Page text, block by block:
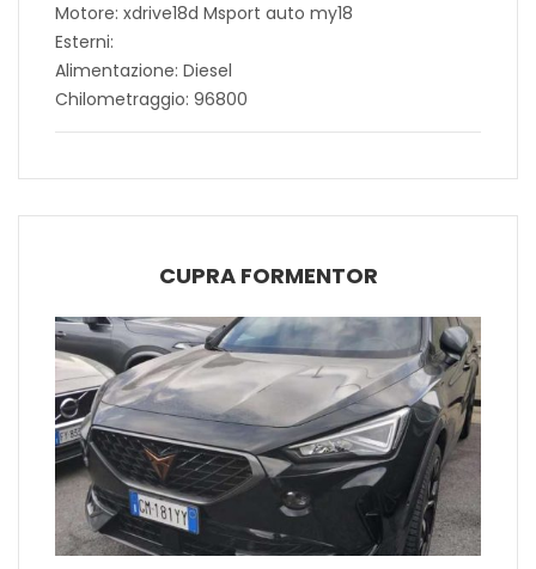
Motore: xdrive18d Msport auto my18
Esterni:
Alimentazione: Diesel
Chilometraggio: 96800
CUPRA FORMENTOR